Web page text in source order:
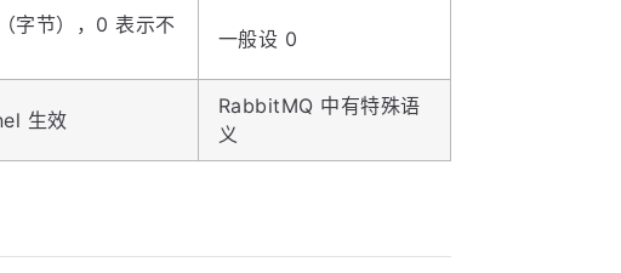
字节），0 表示不
一般设 0
生效
RabbitMQ 中有特殊语
义